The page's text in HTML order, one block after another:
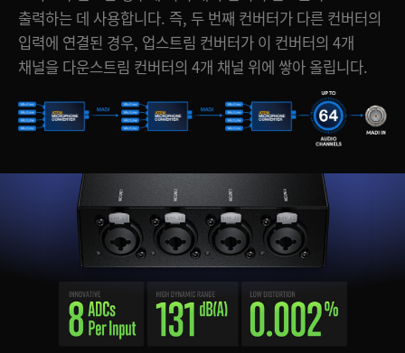
출력하는 데 사용합니다. 즉, 두 번째 컨버터가 다른 컨버터의
입력에 연결된 경우, 업스트림 컨버터가 이 컨버터의 4개
채널을 다운스트림 컨버터의 4개 채널 위에 쌓아 올립니다.